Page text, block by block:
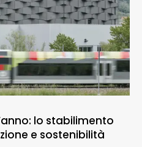
lo stabilimento
e sostenibilità